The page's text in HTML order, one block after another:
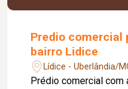
Predio comercial
bairro Lidice
Lídice - Uberlândia/
Prédio comercial com